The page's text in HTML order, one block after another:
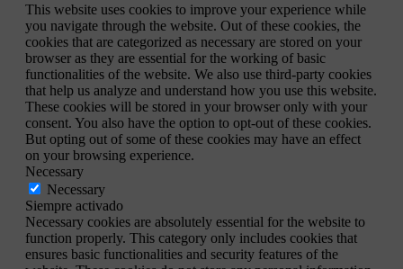
This website uses cookies to improve your experience while
you navigate through the website. Out of these cookies, the
cookies that are categorized as necessary are stored on your
browser as they are essential for the working of basic
functionalities of the website. We also use third-party cookies
that help us analyze and understand how you use this website.
These cookies will be stored in your browser only with your
consent. You also have the option to opt-out of these cookies.
But opting out of some of these cookies may have an effect
on your browsing experience.
Necessary
Necessary
Siempre activado
Necessary cookies are absolutely essential for the website to
function properly. This category only includes cookies that
ensures basic functionalities and security features of the